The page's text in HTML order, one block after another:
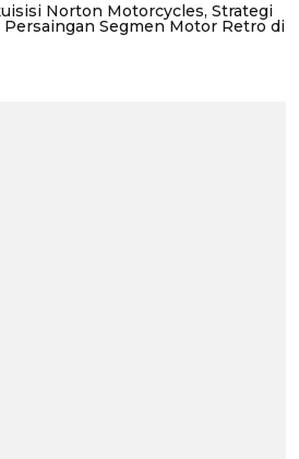
Norton Motorcycles, Strategi
Persaingan Segmen Motor Retro di